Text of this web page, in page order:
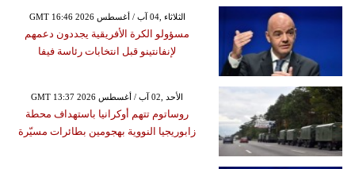
GMT 16:46 2026 الثلاثاء ,04 آب / أغسطس
مسؤولو الكرة الأفريقية يجددون دعمهم
لإنفانتينو قبل انتخابات رئاسة فيفا
GMT 13:37 2026 الأحد ,02 آب / أغسطس
روساتوم تتهم أوكرانيا باستهداف محطة
زابوريجيا النووية بهجومين بطائرات مسيّرة